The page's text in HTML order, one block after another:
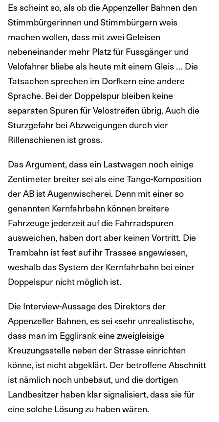
Es scheint so, als ob die Appenzeller Bahnen den
Stimmbürgerinnen und Stimmbürgern weis
machen wollen, dass mit zwei Geleisen
nebeneinander mehr Platz für Fussgänger und
Velofahrer bliebe als heute mit einem Gleis … Die
Tatsachen sprechen im Dorfkern eine andere
Sprache. Bei der Doppelspur bleiben keine
separaten Spuren für Velostreifen übrig. Auch die
Sturzgefahr bei Abzweigungen durch vier
Rillenschienen ist gross.
Das Argument, dass ein Lastwagen noch einige
Zentimeter breiter sei als eine Tango-Komposition
der AB ist Augenwischerei. Denn mit einer so
genannten Kernfahrbahn können breitere
Fahrzeuge jederzeit auf die Fahrradspuren
ausweichen, haben dort aber keinen Vortritt. Die
Trambahn ist fest auf ihr Trassee angewiesen,
weshalb das System der Kernfahrbahn bei einer
Doppelspur nicht möglich ist.
Die Interview-Aussage des Direktors der
Appenzeller Bahnen, es sei «sehr unrealistisch»,
dass man im Egglirank eine zweigleisige
Kreuzungsstelle neben der Strasse einrichten
könne, ist nicht abgeklärt. Der betroffene Abschnitt
ist nämlich noch unbebaut, und die dortigen
Landbesitzer haben klar signalisiert, dass sie für
eine solche Lösung zu haben wären.